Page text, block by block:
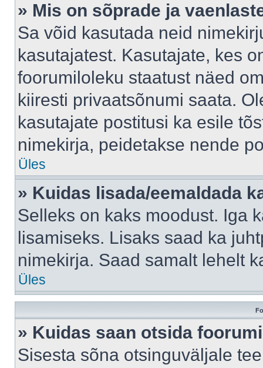
» Mis on sõprade ja
Sa võid kasutada neid
kasutajatest. Kasutajate, kes
foorumiloleku staatust näed
kiiresti privaatsõnumi saata.
kasutajate postitusi ka esile
nimekirja, peidetakse nende
Üles
» Kuidas lisada/eemaldada
Selleks on kaks moodust. Iga
lisamiseks. Lisaks saad ka
nimekirja. Saad samalt lehelt
Üles
» Kuidas saan otsida
Sisesta sõna otsinguväljale